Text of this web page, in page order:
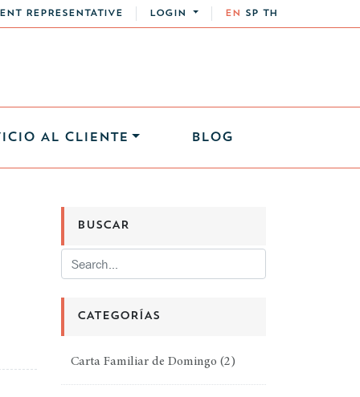
REPRESENTATIVE LOGIN EN SP TH
AL CLIENTE BLOG
BUSCAR
CATEGORÍAS
Carta Familiar de Domingo (2)